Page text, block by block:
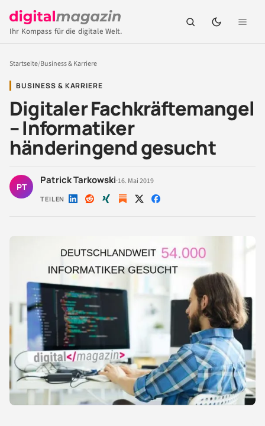
Ihr Kompass für die digitale Welt.
Startseite/Business & Karriere
BUSINESS & KARRIERE
Digitaler Fachkräftemangel
– Informatiker
händeringend gesucht
PT
Patrick Tarkowski·16. Mai 2019
TEILEN Auf Auf Auf Auf Auf